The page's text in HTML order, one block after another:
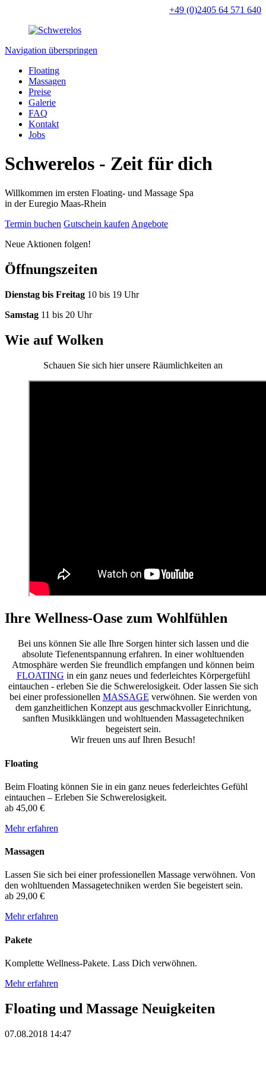
+49 (0)2405 64 571 640
Navigation überspringen
Floating
Massagen
Preise
Galerie
FAQ
Kontakt
Jobs
Schwerelos - Zeit für dich
Willkommen im ersten Floating- und Massage Spa
in der Euregio Maas-Rhein
Termin buchen Gutschein kaufen Angebote
Neue Aktionen folgen!
Öffnungszeiten
Dienstag bis Freitag 10 bis 19 Uhr
Samstag 11 bis 20 Uhr
Wie auf Wolken
Schauen Sie sich hier unsere Räumlichkeiten an
Ihre Wellness-Oase zum Wohlfühlen
Bei uns können Sie alle Ihre Sorgen hinter sich lassen und die
absolute Tiefenentspannung erfahren. In einer wohltuenden
Atmosphäre werden Sie freundlich empfangen und können beim
FLOATING in ein ganz neues und federleichtes Körpergefühl
eintauchen - erleben Sie die Schwerelosigkeit. Oder lassen Sie sich
bei einer professionellen MASSAGE verwöhnen. Sie werden von
dem ganzheitlichen Konzept aus geschmackvoller Einrichtung,
sanften Musikklängen und wohltuenden Massagetechniken
begeistert sein.
Wir freuen uns auf Ihren Besuch!
Floating
Beim Floating können Sie in ein ganz neues federleichtes Gefühl
eintauchen – Erleben Sie Schwerelosigkeit.
ab 45,00 €
Mehr erfahren
Massagen
Lassen Sie sich bei einer professionellen Massage verwöhnen. Von
den wohltuenden Massagetechniken werden Sie begeistert sein.
ab 29,00 €
Mehr erfahren
Pakete
Komplette Wellness-Pakete. Lass Dich verwöhnen.
Mehr erfahren
Floating und Massage Neuigkeiten
07.08.2018 14:47